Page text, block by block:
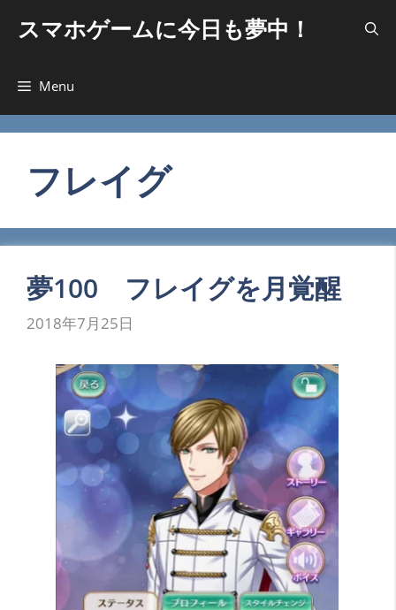
へ
スマホゲームに今日も夢中！
Menu
フレイグ
夢100 フレイグを月覚醒
2018年7月25日